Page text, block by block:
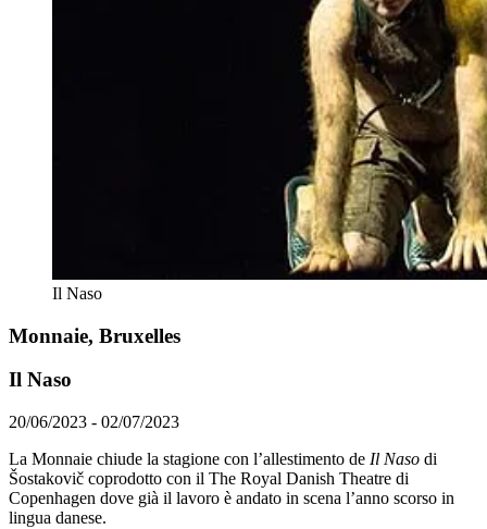
Il Naso
Monnaie, Bruxelles
Il Naso
20/06/2023 - 02/07/2023
La Monnaie chiude la stagione con l’allestimento de Il Naso di
Šostakovič coprodotto con il The Royal Danish Theatre di
Copenhagen dove già il lavoro è andato in scena l’anno scorso in
lingua danese.